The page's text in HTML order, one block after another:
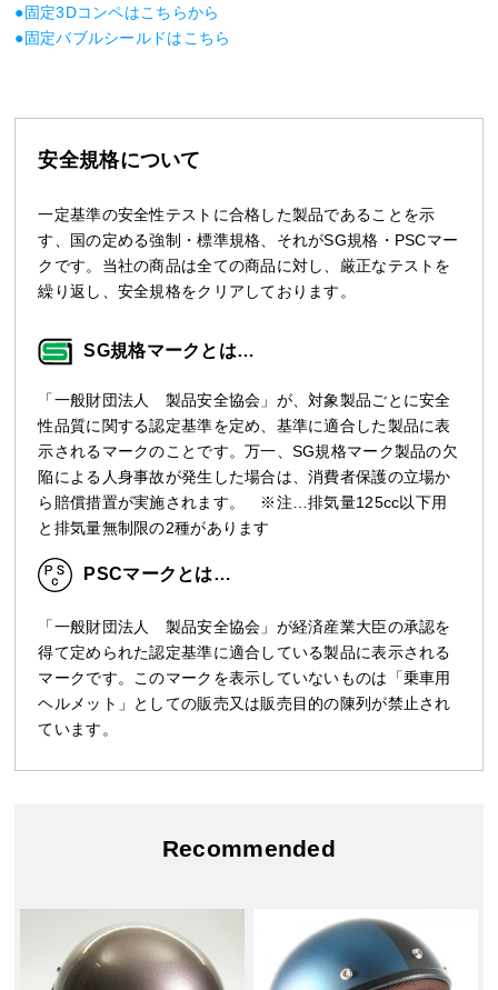
●固定3Dコンペはこちらから
●固定バブルシールドはこちら
安全規格について
一定基準の安全性テストに合格した製品であることを示
す、国の定める強制・標準規格、それがSG規格・PSCマー
クです。当社の商品は全ての商品に対し、厳正なテストを
繰り返し、安全規格をクリアしております。
SG規格マークとは…
「一般財団法人 製品安全協会」が、対象製品ごとに安全
性品質に関する認定基準を定め、基準に適合した製品に表
示されるマークのことです。万一、SG規格マーク製品の欠
陥による人身事故が発生した場合は、消費者保護の立場か
ら賠償措置が実施されます。 ※注…排気量125cc以下用
と排気量無制限の2種があります
PSCマークとは…
「一般財団法人 製品安全協会」が経済産業大臣の承認を
得て定められた認定基準に適合している製品に表示される
マークです。このマークを表示していないものは「乗車用
ヘルメット」としての販売又は販売目的の陳列が禁止され
ています。
Recommended